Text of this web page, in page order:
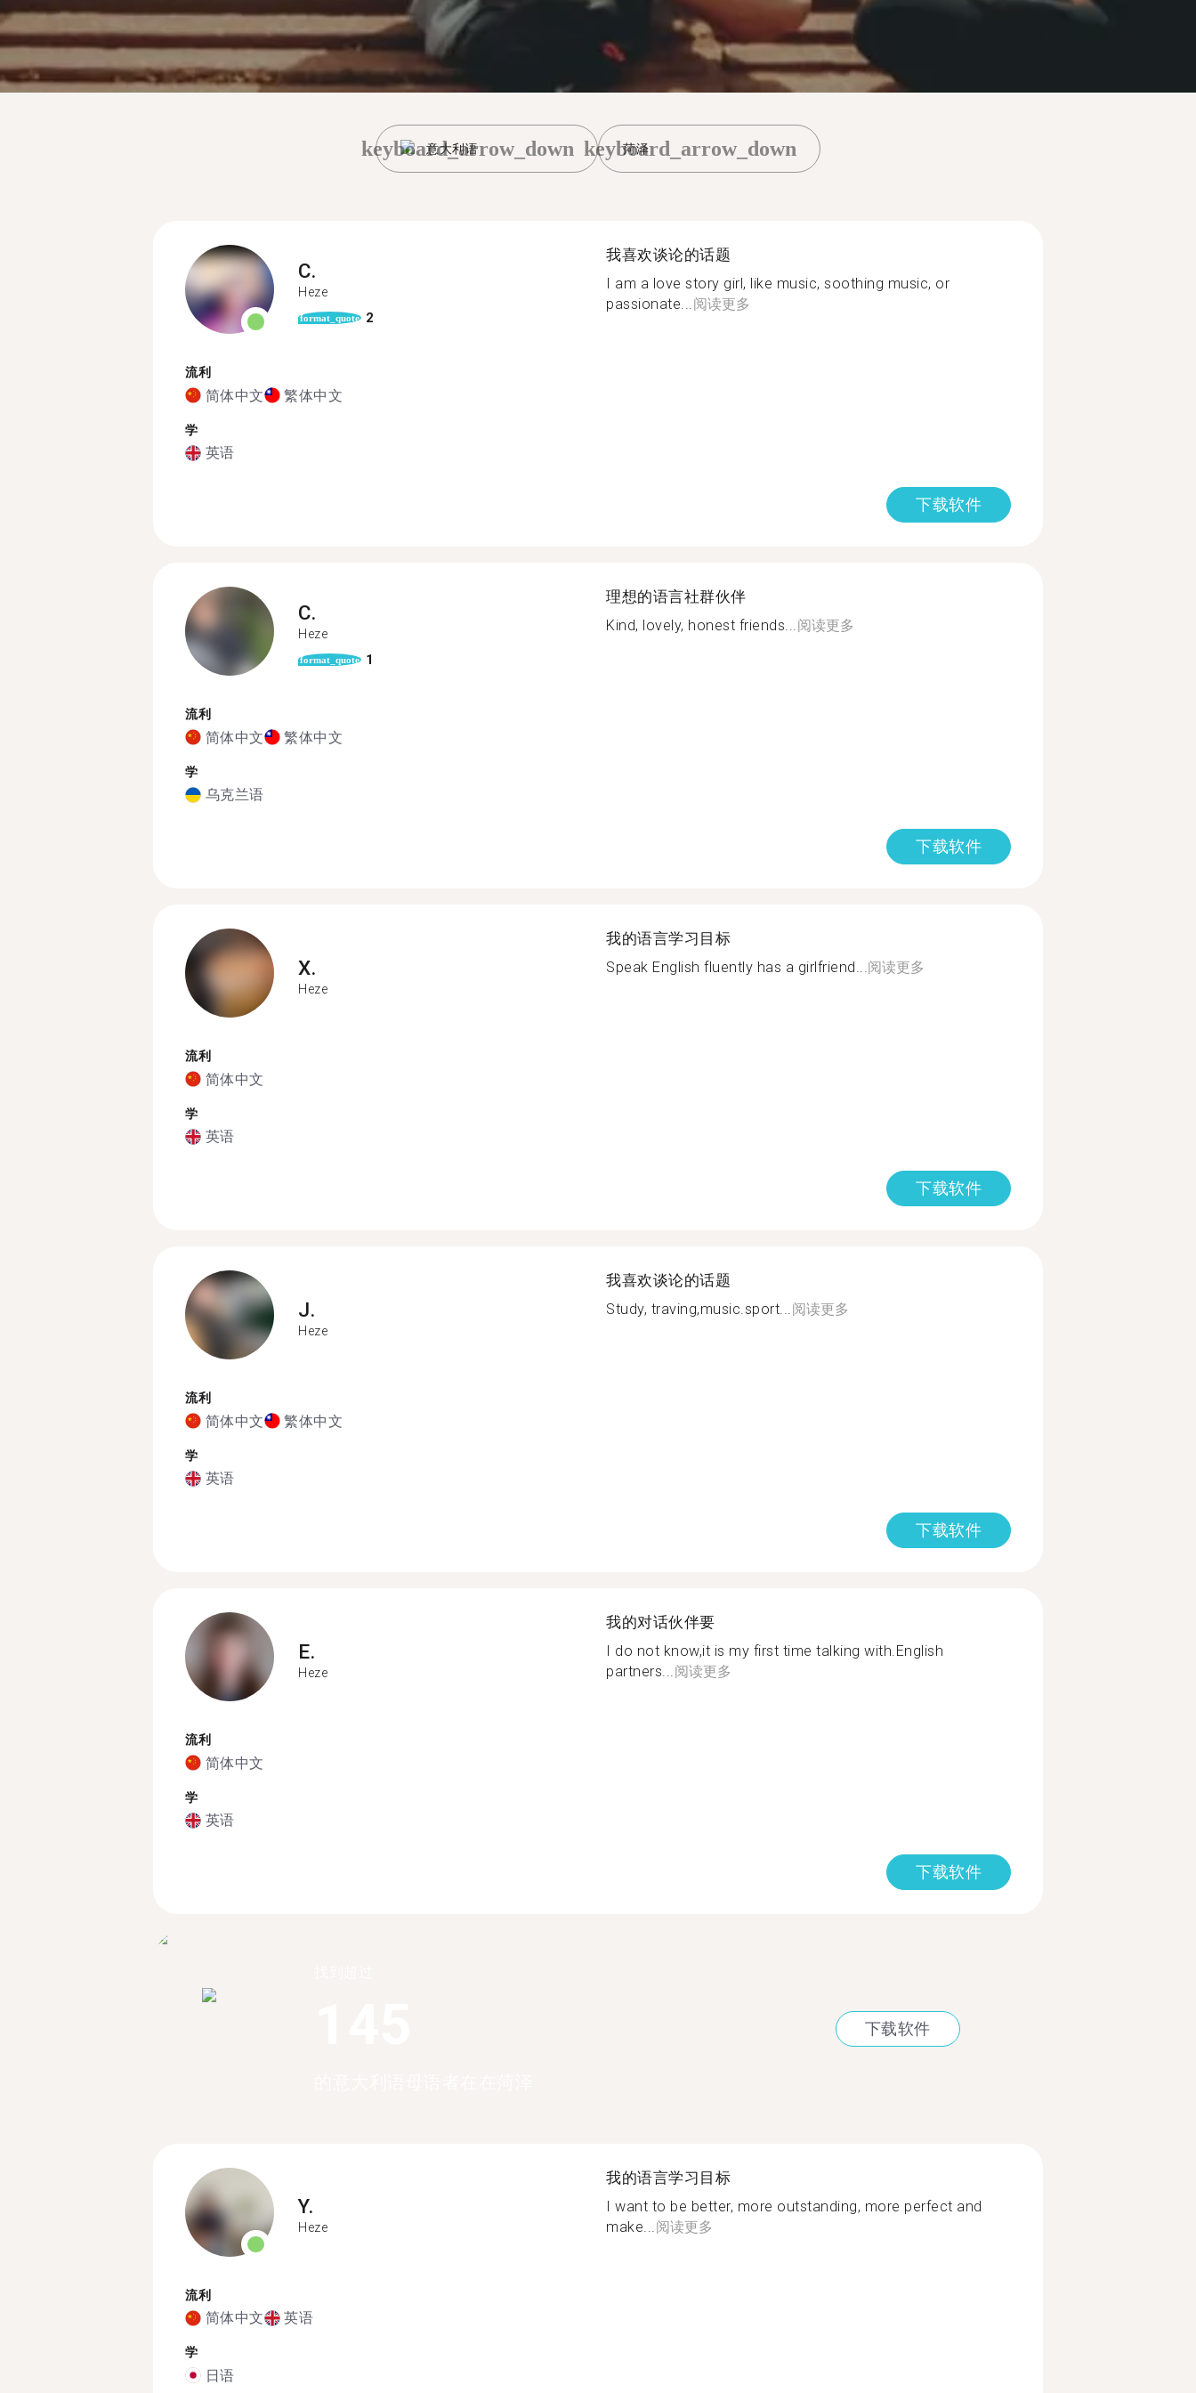
意大利语
keyboard_arrow_down 菏泽
keyboard_arrow_down
C.
Heze
format_quote 2
流利
简体中文 繁体中文
学
英语
我喜欢谈论的话题
I am a love story girl, like music, soothing music, or
passionate...阅读更多
下载软件
C.
Heze
format_quote 1
流利
简体中文 繁体中文
学
乌克兰语
理想的语言社群伙伴
Kind, lovely, honest friends...阅读更多
下载软件
X.
Heze
流利
简体中文
学
英语
我的语言学习目标
Speak English fluently has a girlfriend...阅读更多
下载软件
J.
Heze
流利
简体中文 繁体中文
学
英语
我喜欢谈论的话题
Study, traving,music.sport...阅读更多
下载软件
E.
Heze
流利
简体中文
学
英语
我的对话伙伴要
I do not know,it is my first time talking with.English
partners...阅读更多
下载软件
下载软件
Y.
Heze
流利
简体中文 英语
学
日语
我的语言学习目标
I want to be better, more outstanding, more perfect and
make... 阅读更多